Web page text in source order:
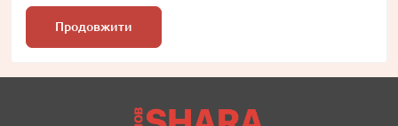
Продовжити